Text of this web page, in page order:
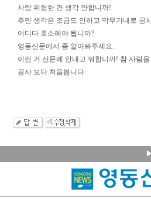
사람 위험한 건 생각 안합니까!
주민 생각은 조금도 안하고 막무가내로 공
어디다 호소해야 됩니까?
영동신문에서 좀 알아봐주세요.
이런 거 신문에 안내고 뭐합니까! 참 사람
공사 보다 처음봅니다.
▶